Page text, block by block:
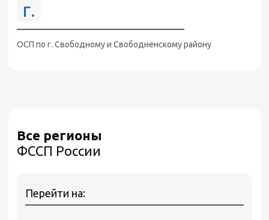
г.
ОСП по г. Свободному и Свободненскому району
Все регионы
ФССП России
Перейти на: